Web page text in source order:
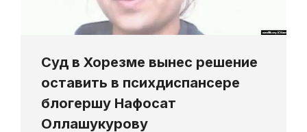
Суд в Хорезме вынес решение
оставить в психдиспансере
блогершу Нафосат
Оллашукурову